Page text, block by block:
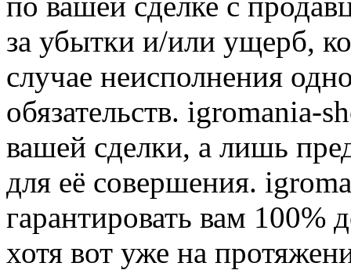
за убытки и/или ущерб,
случае неисполнения
обязательств. igromania-
вашей сделки, а лишь
для её совершения.
гарантировать вам 100%
хотя вот уже на